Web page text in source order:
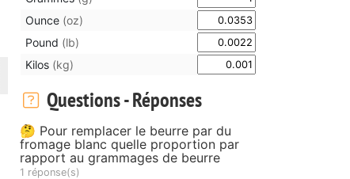
Ounce (oz)
Pound (lb)
Kilos (kg)
Questions - Réponses
🤔 Pour remplacer le beurre par du
fromage blanc quelle proportion par
rapport au grammages de beurre
1 réponse(s)